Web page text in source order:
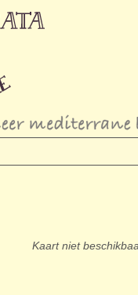
Kaart niet